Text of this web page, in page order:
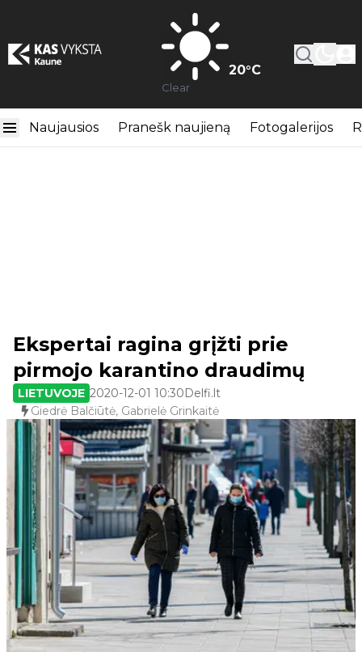
20°C
Clear
Naujausios Pranešk naujieną Fotogalerijos
Ekspertai ragina grįžti prie
pirmojo karantino draudimų
LIETUVOJE 2020-12-01 10:30Delfi.lt
Giedrė Balčiūtė, Gabrielė Grinkaitė